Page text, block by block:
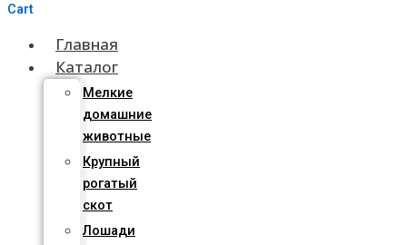
Cart
Главная
Каталог
Мелкие
домашние
животные
Крупный
рогатый
скот
Лошади